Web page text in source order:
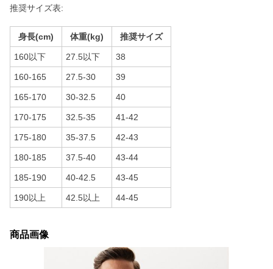
推奨サイズ表:
身長(cm) 体重(kg) 推奨サイズ
160以下 27.5以下 38
160-165 27.5-30 39
165-170 30-32.5 40
170-175 32.5-35 41-42
175-180 35-37.5 42-43
180-185 37.5-40 43-44
185-190 40-42.5 43-45
190以上 42.5以上 44-45
商品画像